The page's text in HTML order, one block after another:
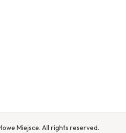
Miejsce. All rights reserved.